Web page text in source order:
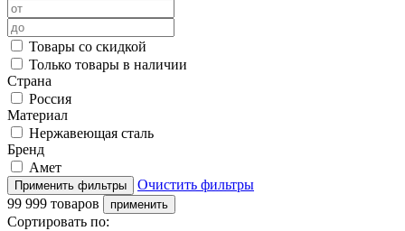
Товары со скидкой
Только товары в наличии
Страна
Россия
Материал
Нержавеющая сталь
Бренд
Амет
Очистить фильтры
99 999 товаров
Сортировать по: